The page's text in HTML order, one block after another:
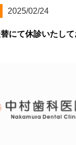
2025/02/24
にて休診いたして